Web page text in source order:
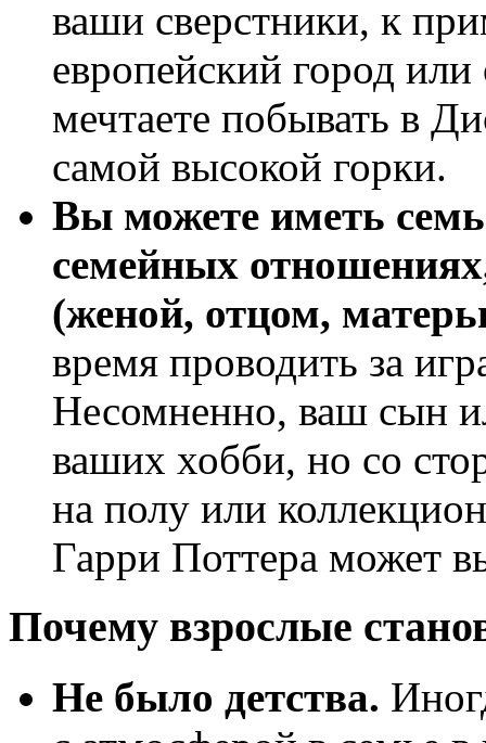
ваши сверстники, к
европейский город
мечтаете побывать в
самой высокой горки.
Вы можете иметь
семейных
(женой, отцом,
время проводить за
Несомненно, ваш сын
ваших хобби, но со
на полу или
Гарри Поттера может
Почему взрослые
Не было детства.